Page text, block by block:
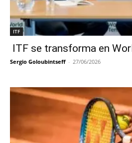
ITF
ITF se transforma en
Sergio Goloubintseff - 27/06/2026